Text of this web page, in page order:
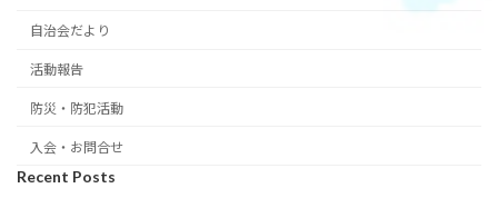
自治会だより
活動報告
防災・防犯活動
入会・お問合せ
Recent Posts